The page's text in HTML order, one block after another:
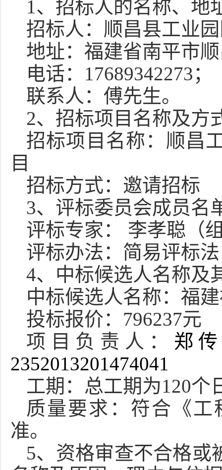
1、招标人的名称、地
招标人： 顺昌县工业
地址： 福建省南平市
电话： 17689342273；
联系人： 傅先生。
2、招标项目名称及方
招标项目名称： 顺昌
目
招标方式： 邀请招标
3、评标委员会成员名
评标专家：
李孝聪 （
评标办法： 简易评标
4、中标候选人名称及
中标候选人名称：福
投标报价： 796237元
项目负责人： 郑
2352013201474041
工期：总工期为120个
质量要求： 符合《工
准。
5、资格审查不合格或